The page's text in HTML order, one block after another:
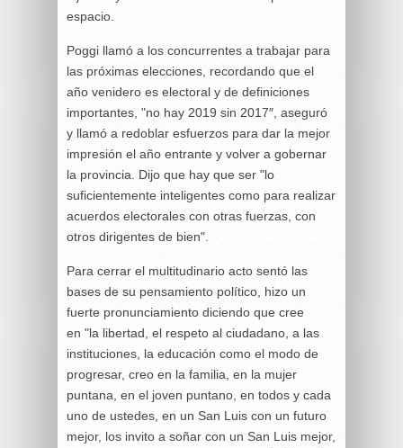
espacio.
Poggi llamó a los concurrentes a trabajar para
las próximas elecciones, recordando que el
año venidero es electoral y de definiciones
importantes, "no hay 2019 sin 2017″, aseguró
y llamó a redoblar esfuerzos para dar la mejor
impresión el año entrante y volver a gobernar
la provincia. Dijo que hay que ser "lo
suficientemente inteligentes como para realizar
acuerdos electorales con otras fuerzas, con
otros dirigentes de bien".
Para cerrar el multitudinario acto sentó las
bases de su pensamiento político, hizo un
fuerte pronunciamiento diciendo que cree
en "la libertad, el respeto al ciudadano, a las
instituciones, la educación como el modo de
progresar, creo en la familia, en la mujer
puntana, en el joven puntano, en todos y cada
uno de ustedes, en un San Luis con un futuro
mejor, los invito a soñar con un San Luis mejor,